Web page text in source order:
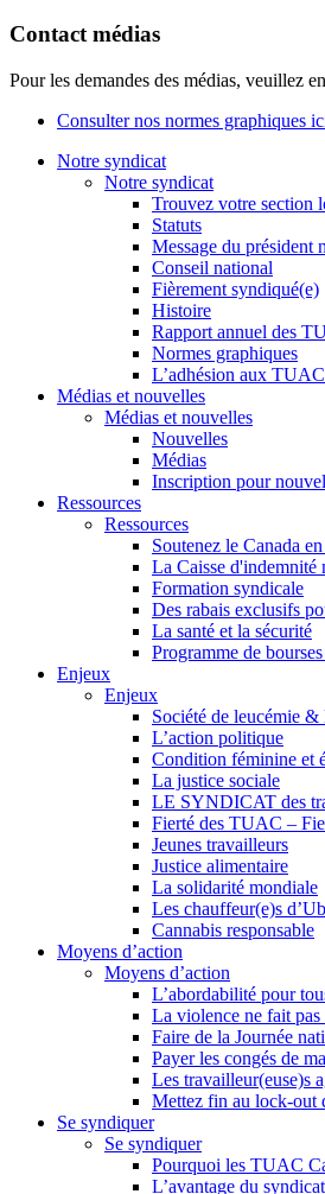
Contact médias
Pour les demandes des médias, veuillez
Consulter nos normes graphiques
Notre syndicat
Notre syndicat
Trouvez votre section
Statuts
Message du président
Conseil national
Fièrement syndiqué(e)
Histoire
Rapport annuel des
Normes graphiques
L’adhésion aux
Médias et nouvelles
Médias et nouvelles
Nouvelles
Médias
Inscription pour
Ressources
Ressources
Soutenez le Canada
La Caisse d'indemnité
Formation syndicale
Des rabais exclusifs
La santé et la sécurité
Programme de
Enjeux
Enjeux
Société de leucémie
L’action politique
Condition féminine et
La justice sociale
LE SYNDICAT des
Fierté des TUAC –
Jeunes travailleurs
Justice alimentaire
La solidarité mondiale
Les chauffeur(e)s
Cannabis responsable
Moyens d’action
Moyens d’action
L’abordabilité pour
La violence ne fait pas
Faire de la Journée
Payer les congés de
Les travailleur(euse)s
Mettez fin au lock-out
Se syndiquer
Se syndiquer
Pourquoi les TUAC
L’avantage du syndicat